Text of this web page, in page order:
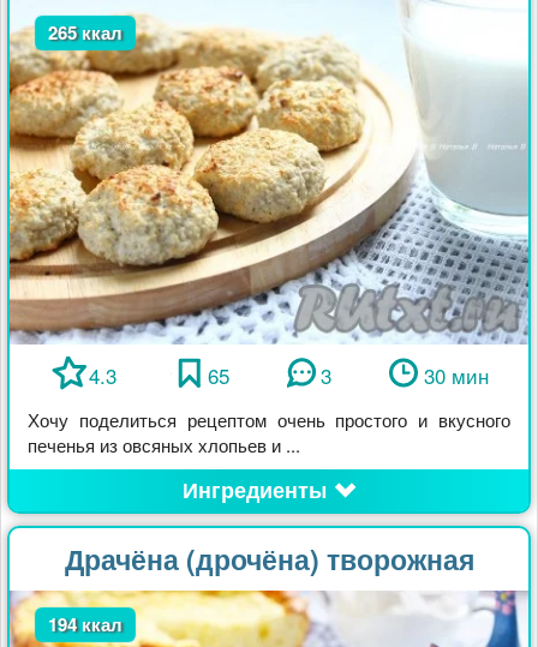
265 ккал
4.3 65 3 30 мин
Хочу поделиться рецептом очень простого и вкусного
печенья из овсяных хлопьев и ...
Ингредиенты
Драчёна (дрочёна) творожная
194 ккал